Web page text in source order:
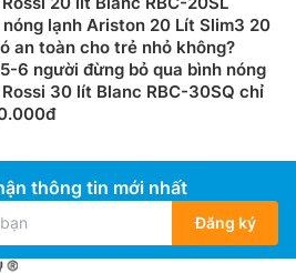
nóng lạnh Ariston 20 Lít Slim3 20
an toàn cho trẻ nhỏ không?
6 người đừng bỏ qua bình nóng
30 lít Blanc RBC-30SQ chỉ
thông tin mới nhất
Đăng ký